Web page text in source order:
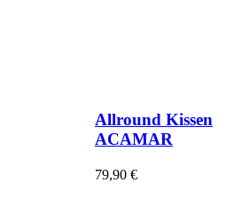
Allround Kissen
ACAMAR
79,90 €